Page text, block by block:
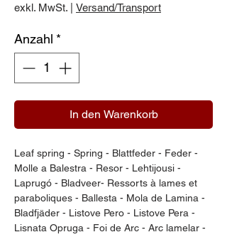
exkl. MwSt. Versand/Transport
Anzahl *
In den Warenkorb
Leaf spring - Spring - Blattfeder - Feder -
Molle a Balestra - Resor - Lehtijousi -
Laprugó - Bladveer- Ressorts à lames et
paraboliques - Ballesta - Mola de Lamina -
Bladfjäder - Listove Pero - Listove Pera -
Lisnata Opruga - Foi de Arc - Arc lamelar -